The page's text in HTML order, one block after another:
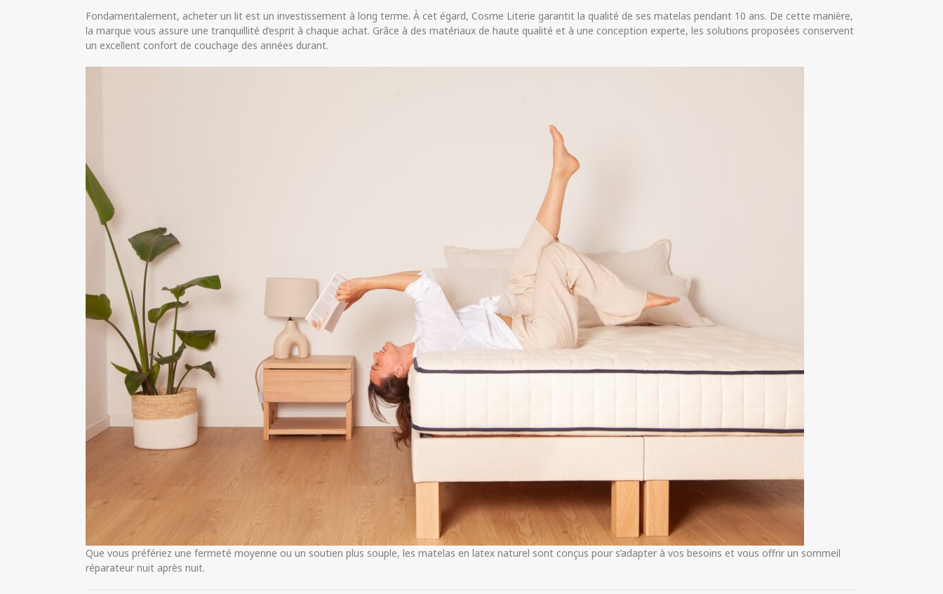
Fondamentalement, acheter un lit est un investissement à long terme. À cet égard, Cosme Literie garantit la qualité de ses matelas pendant 10 ans. De cette manière,
la marque vous assure une tranquillité d’esprit à chaque achat. Grâce à des matériaux de haute qualité et à une conception experte, les solutions proposées conservent
un excellent confort de couchage des années durant.
Que vous préfériez une fermeté moyenne ou un soutien plus souple, les matelas en latex naturel sont conçus pour s’adapter à vos besoins et vous offrir un sommeil
réparateur nuit après nuit.